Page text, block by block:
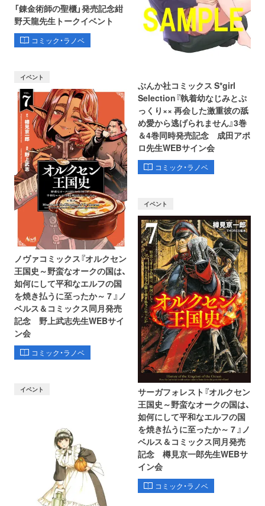
「錬金術師の聖櫃」発売記念紺
野天龍先生トークイベント
コミック・ラノベ
ぶんか社コミックス S*girl
Selection『執着幼なじみとぷ
っくり×× 再会した激重彼の舐
め愛から逃げられません』3巻
＆4巻同時発売記念 成田アポ
ロ先生WEBサイン会
コミック・ラノベ
イベント
ノヴァコミックス『オルクセン
王国史～野蛮なオークの国は、
如何にして平和なエルフの国
を焼き払うに至ったか～ 7 』ノ
ベルス＆コミックス同月発売
記念 野上武志先生WEBサイ
ン会
コミック・ラノベ
イベント
サーガフォレスト『オルクセン
王国史～野蛮なオークの国は、
如何にして平和なエルフの国
を焼き払うに至ったか～ 7 』ノ
ベルス＆コミックス同月発売
記念 樽見京一郎先生WEBサ
イン会
コミック・ラノベ
イベント